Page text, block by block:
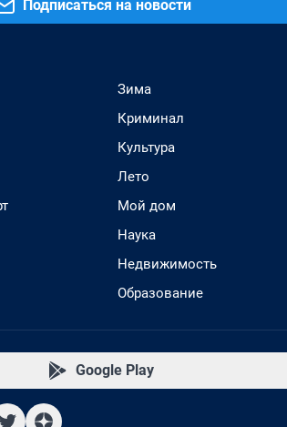
Подписаться на новости
Зима
Криминал
Культура
Лето
Мой дом
Наука
Недвижимость
Образование
Google Play